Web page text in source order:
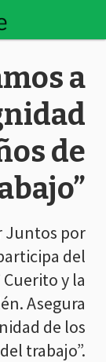
a
de
Juntos por
del
y la
Asegura
de los
trabajo”.